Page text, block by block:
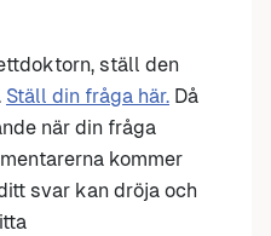
ställ den
Ställ din fråga här. Då
när din fråga
kommer
svar kan dröja och